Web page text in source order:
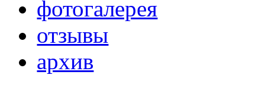
фотогалерея
отзывы
архив